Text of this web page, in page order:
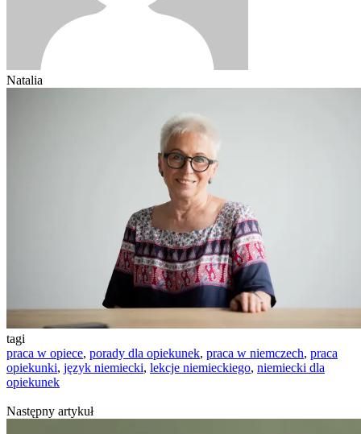
Natalia
tagi
praca w opiece, porady dla opiekunek, praca w niemczech, praca
opiekunki, język niemiecki, lekcje niemieckiego, niemiecki dla
opiekunek
Następny artykuł